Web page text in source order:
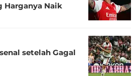
Harganya Naik
setelah Gagal